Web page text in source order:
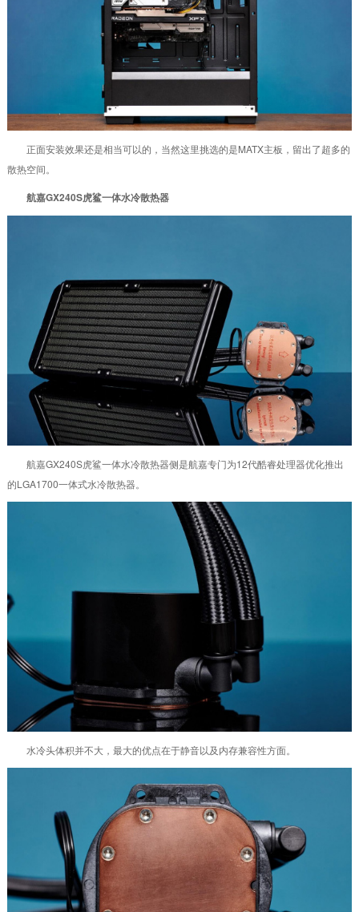
正面安装效果还是相当可以的，当然这里挑选的是MATX主板，留出了超多的
散热空间。
航嘉GX240S虎鲨一体水冷散热器
航嘉GX240S虎鲨一体水冷散热器侧是航嘉专门为12代酷睿处理器优化推出
的LGA1700一体式水冷散热器。
水冷头体积并不大，最大的优点在于静音以及内存兼容性方面。